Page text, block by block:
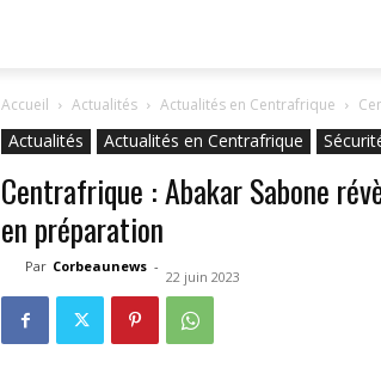
Accueil Actualités Actualités en Centrafrique
Actualités Actualités en Centrafrique
Centrafrique : Abakar Sabone
en préparation
Par Corbeaunews -
22 juin 2023